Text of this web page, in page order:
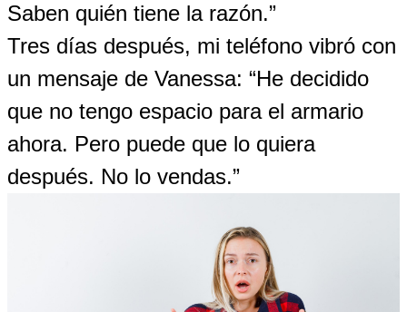
Saben quién tiene la razón.”
Tres días después, mi teléfono vibró con
un mensaje de Vanessa: “He decidido
que no tengo espacio para el armario
ahora. Pero puede que lo quiera
después. No lo vendas.”